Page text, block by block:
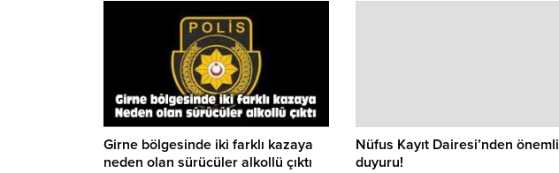
Girne bölgesinde iki farklı kazaya
neden olan sürücüler alkollü çıktı
Nüfus Kayıt Dairesi’nden önemli
duyuru!